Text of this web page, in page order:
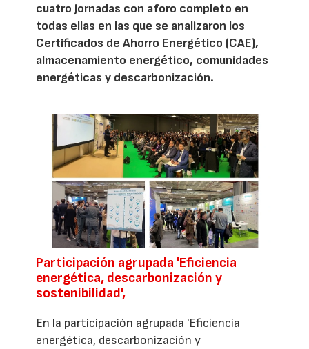
cuatro jornadas con aforo completo en
todas ellas en las que se analizaron los
Certificados de Ahorro Energético (CAE),
almacenamiento energético, comunidades
energéticas y descarbonización.
Participación agrupada 'Eficiencia
energética, descarbonización y
sostenibilidad',
En la participación agrupada 'Eficiencia
energética, descarbonización y